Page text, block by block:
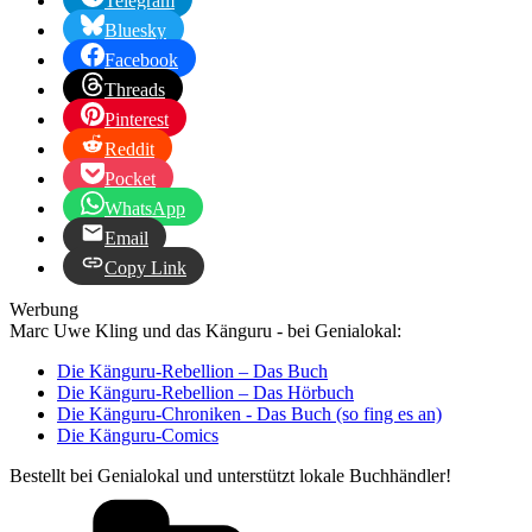
Bluesky
Facebook
Threads
Pinterest
Reddit
Pocket
WhatsApp
Email
Copy Link
Werbung
Marc Uwe Kling und das Känguru - bei Genialokal:
Die Känguru-Rebellion – Das Buch
Die Känguru-Rebellion – Das Hörbuch
Die Känguru-Chroniken - Das Buch (so fing es an)
Die Känguru-Comics
Bestellt bei Genialokal und unterstützt lokale Buchhändler!